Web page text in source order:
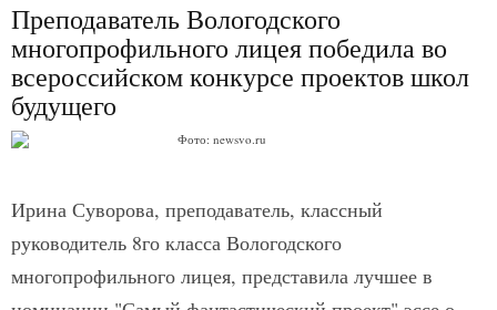
Преподаватель Вологодского
многопрофильного лицея победила во
всероссийском конкурсе проектов школ
будущего
Фото: newsvo.ru
Ирина Суворова, преподаватель, классный
руководитель 8го класса Вологодского
многопрофильного лицея, представила лучшее в